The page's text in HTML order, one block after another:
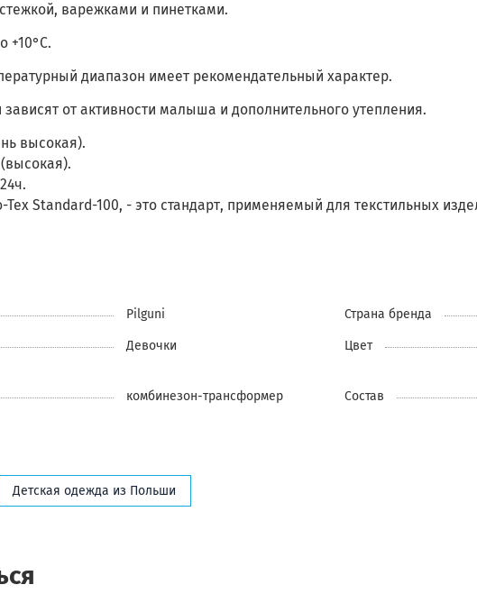
варежками и пинетками.
+10°С.
диапазон имеет рекомендательный характер.
от активности малыша и дополнительного утепления.
высокая).
Standard-100, - это стандарт, применяемый для текстильных
Pilguni Страна бренда
Девочки Цвет
комбинезон-трансформер Состав
Детская одежда из Польши